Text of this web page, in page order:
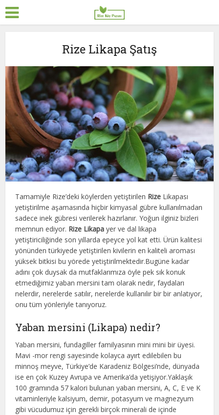
Rize Likapa Şatış
Tamamiyle Rize’deki köylerden yetiştirilen Rize Likapası
yetiştirilme aşamasında hiçbir kimyasal gübre kullanılmadan
sadece inek gübresi verilerek hazırlanır. Yoğun ilginiz bizleri
memnun ediyor. Rize Likapa yer ve dal likapa
yetiştiriciliğinde son yıllarda epeyce yol kat etti. Ürün kalitesi
yönünden türkiyede yetiştirilen kivilerin en kaliteli aroması
yüksek bitkisi bu yörede yetiştirilmektedir.Bugüne kadar
adını çok duysak da mutfaklarımıza öyle pek sık konuk
etmediğimiz yaban mersini tam olarak nedir, faydaları
nelerdir, nerelerde satılır, nerelerde kullanılır bir bir anlatıyor,
onu tüm yönleriyle tanıyoruz.
Yaban mersini (Likapa) nedir?
Yaban mersini, fundagiller familyasının mini mini bir üyesi.
Mavi -mor rengi sayesinde kolayca ayırt edilebilen bu
minnoş meyve, Türkiye’de Karadeniz Bölgesi’nde, dünyada
ise en çok Kuzey Avrupa ve Amerika’da yetişiyor.Yaklaşık
100 gramında 57 kalori bulunan yaban mersini, A, C, E ve K
vitaminleriyle kalsiyum, demir, potasyum ve magnezyum
gibi vücudumuz için gerekli birçok minerali de içinde